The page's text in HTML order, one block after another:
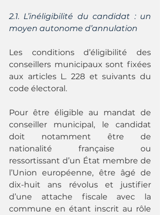
2.1. L’inéligibilité du candidat : un
moyen autonome d’annulation
Les conditions d’éligibilité des
conseillers municipaux sont fixées
aux articles L. 228 et suivants du
code électoral.
Pour être éligible au mandat de
conseiller municipal, le candidat
doit notamment être de
nationalité française ou
ressortissant d’un État membre de
l’Union européenne, être âgé de
dix-huit ans révolus et justifier
d’une attache fiscale avec la
commune en étant inscrit au rôle